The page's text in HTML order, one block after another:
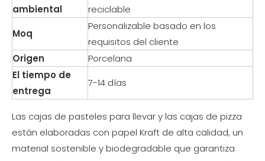
ambiental
reciclable
Moq
Personalizable basado en los
requisitos del cliente
Origen
Porcelana
El tiempo de
entrega
7-14 días
Las cajas de pasteles para llevar y las cajas de pizza
están elaboradas con papel Kraft de alta calidad, un
material sostenible y biodegradable que garantiza